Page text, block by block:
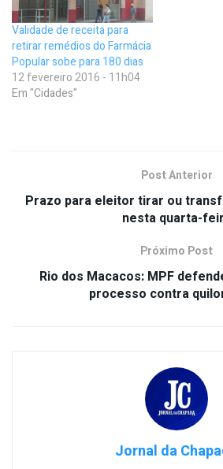
Validade de receita para
retirar remédios do Farmácia
Popular sobe para 180 dias
12 fevereiro 2016 - 11h04
Em "Cidades"
Post Anterior
Prazo para eleitor tirar ou
nesta quarta-
Próximo Post
Rio dos Macacos: MPF
processo contra
Jornal da